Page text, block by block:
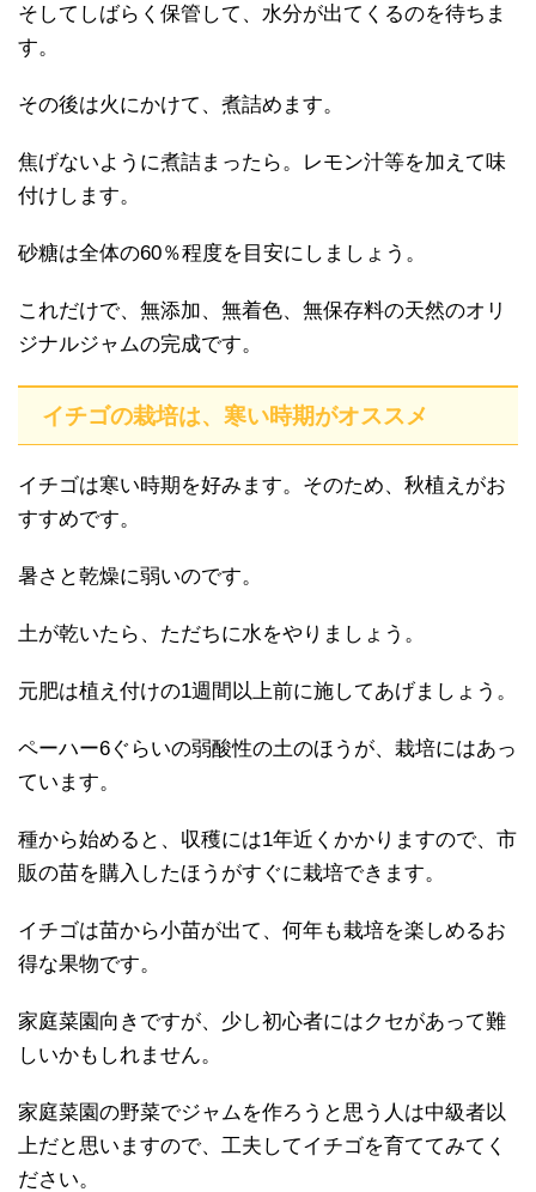
そしてしばらく保管して、水分が出てくるのを待ちま
す。
その後は火にかけて、煮詰めます。
焦げないように煮詰まったら。レモン汁等を加えて味
付けします。
砂糖は全体の60％程度を目安にしましょう。
これだけで、無添加、無着色、無保存料の天然のオリ
ジナルジャムの完成です。
イチゴの栽培は、寒い時期がオススメ
イチゴは寒い時期を好みます。そのため、秋植えがお
すすめです。
暑さと乾燥に弱いのです。
土が乾いたら、ただちに水をやりましょう。
元肥は植え付けの1週間以上前に施してあげましょう。
ペーハー6ぐらいの弱酸性の土のほうが、栽培にはあっ
ています。
種から始めると、収穫には1年近くかかりますので、市
販の苗を購入したほうがすぐに栽培できます。
イチゴは苗から小苗が出て、何年も栽培を楽しめるお
得な果物です。
家庭菜園向きですが、少し初心者にはクセがあって難
しいかもしれません。
家庭菜園の野菜でジャムを作ろうと思う人は中級者以
上だと思いますので、工夫してイチゴを育ててみてく
ださい。